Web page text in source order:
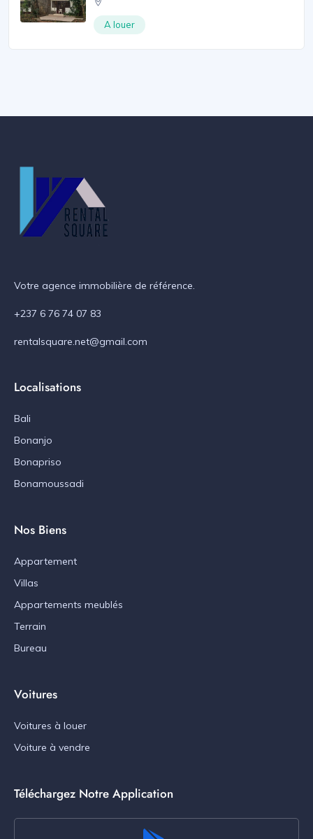
A louer
Votre agence immobilière de référence.
+237 6 76 74 07 83
rentalsquare.net@gmail.com
Localisations
Bali
Bonanjo
Bonapriso
Bonamoussadi
Nos Biens
Appartement
Villas
Appartements meublés
Terrain
Bureau
Voitures
Voitures à louer
Voiture à vendre
Téléchargez Notre Application